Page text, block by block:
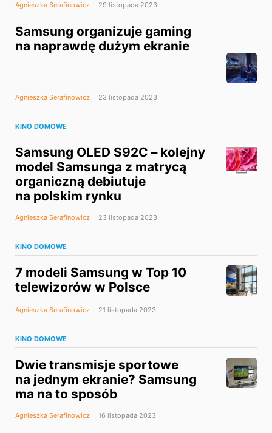
Agnieszka Serafinowicz 29 listopada 2023
Samsung organizuje gaming
na naprawdę dużym ekranie
Agnieszka Serafinowicz 23 listopada 2023
KINO DOMOWE
Samsung OLED S92C – kolejny
model Samsunga z matrycą
organiczną debiutuje
na polskim rynku
Agnieszka Serafinowicz 23 listopada 2023
KINO DOMOWE
7 modeli Samsung w Top 10
telewizorów w Polsce
Agnieszka Serafinowicz 21 listopada 2023
KINO DOMOWE
Dwie transmisje sportowe
na jednym ekranie? Samsung
ma na to sposób
Agnieszka Serafinowicz 16 listopada 2023